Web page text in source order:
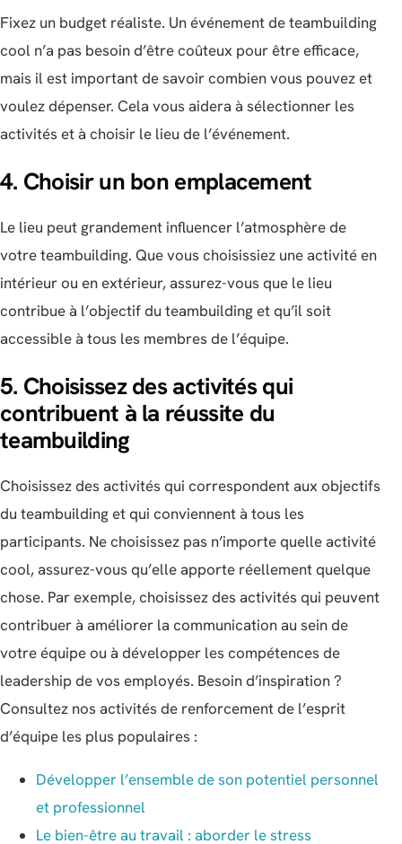
Fixez un budget réaliste. Un événement de teambuilding
cool n’a pas besoin d’être coûteux pour être efficace,
mais il est important de savoir combien vous pouvez et
voulez dépenser. Cela vous aidera à sélectionner les
activités et à choisir le lieu de l’événement.
4. Choisir un bon emplacement
Le lieu peut grandement influencer l’atmosphère de
votre teambuilding. Que vous choisissiez une activité en
intérieur ou en extérieur, assurez-vous que le lieu
contribue à l’objectif du teambuilding et qu’il soit
accessible à tous les membres de l’équipe.
5. Choisissez des activités qui
contribuent à la réussite du
teambuilding
Choisissez des activités qui correspondent aux objectifs
du teambuilding et qui conviennent à tous les
participants. Ne choisissez pas n’importe quelle activité
cool, assurez-vous qu’elle apporte réellement quelque
chose. Par exemple, choisissez des activités qui peuvent
contribuer à améliorer la communication au sein de
votre équipe ou à développer les compétences de
leadership de vos employés. Besoin d’inspiration ?
Consultez nos activités de renforcement de l’esprit
d’équipe les plus populaires :
Développer l’ensemble de son potentiel personnel
et professionnel
Le bien-être au travail : aborder le stress